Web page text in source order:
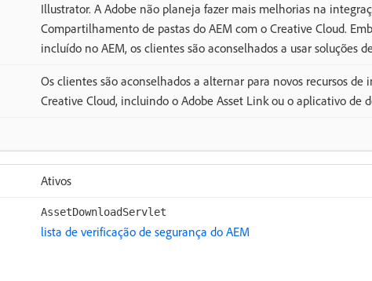
Illustrator. A Adobe não planeja fazer mais melhorias na
Compartilhamento de pastas do AEM com o Creative Cloud.
incluído no AEM, os clientes são aconselhados a usar soluções
Os clientes são aconselhados a alternar para novos recursos de
Creative Cloud, incluindo o Adobe Asset Link ou o aplicativo de
Ativos
AssetDownloadServlet
lista de verificação de segurança do AEM